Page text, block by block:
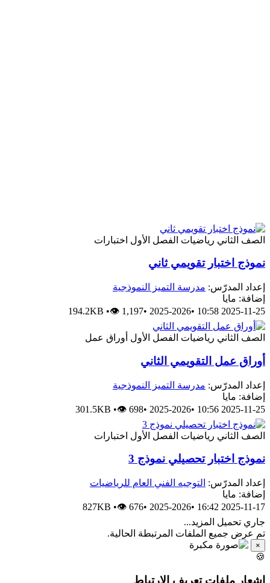
الصف الثاني رياضيات الفصل الأول اختبارات
نموذج اختبار تقويمي ثاني
إعداد المدرّس: مدرسة التميز النموذجية
إضافة: مايا
2025-11-25 10:58
•
2025-2026
•
194.2KB •👁 1,197
الصف الثاني رياضيات الفصل الأول أوراق عمل
أوراق عمل التقويمي الثاني
إعداد المدرّس: مدرسة التميز النموذجية
إضافة: مايا
2025-11-25 10:56
•
2025-2026
•
301.5KB •👁 698
الصف الثاني رياضيات الفصل الأول اختبارات
نموذج اختبار تحصيلي نموذج 3
إعداد المدرّس: التوجيه الفني العام للرياضيات
إضافة: مايا
2025-11-17 16:42
•
2025-2026
•
827KB •👁 676
جاري تحميل المزيد...
تم عرض جميع الملفات المرتبطة الحالية.
×
🍪
إشعار ملفات تعريف الارتباط